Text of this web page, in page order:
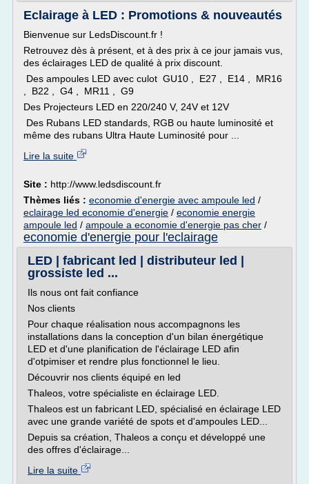
Eclairage à LED : Promotions & nouveautés
Bienvenue sur LedsDiscount.fr !
Retrouvez dès à présent, et à des prix à ce jour jamais vus,
des éclairages LED de qualité à prix discount.
Des ampoules LED avec culot GU10 , E27 , E14 , MR16
, B22 , G4 , MR11 , G9
Des Projecteurs LED en 220/240 V, 24V et 12V
Des Rubans LED standards, RGB ou haute luminosité et
même des rubans Ultra Haute Luminosité pour ...
Lire la suite
Site : http://www.ledsdiscount.fr
Thèmes liés : economie d'energie avec ampoule led /
eclairage led economie d'energie / economie energie
ampoule led / ampoule a economie d'energie pas cher /
economie d'energie pour l'eclairage
LED | fabricant led | distributeur led |
grossiste led ...
Ils nous ont fait confiance
Nos clients
Pour chaque réalisation nous accompagnons les
installations dans la conception d'un bilan énergétique
LED et d'une planification de l'éclairage LED afin
d'otpimiser et rendre plus fonctionnel le lieu.
Découvrir nos clients équipé en led
Thaleos, votre spécialiste en éclairage LED.
Thaleos est un fabricant LED, spécialisé en éclairage LED
avec une grande variété de spots et d'ampoules LED...
Depuis sa création, Thaleos a conçu et développé une
des offres d'éclairage...
Lire la suite